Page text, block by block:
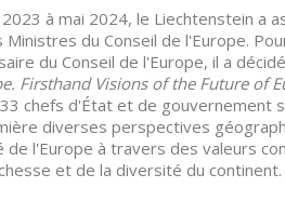
à mai 2024, le Liechtenstein a
Ministres du Conseil de l'Europe.
du Conseil de l'Europe, il a
Firsthand Visions of the Future of
chefs d'État et de gouvernement
diverses perspectives
de l'Europe à travers des valeurs
et de la diversité du continent.